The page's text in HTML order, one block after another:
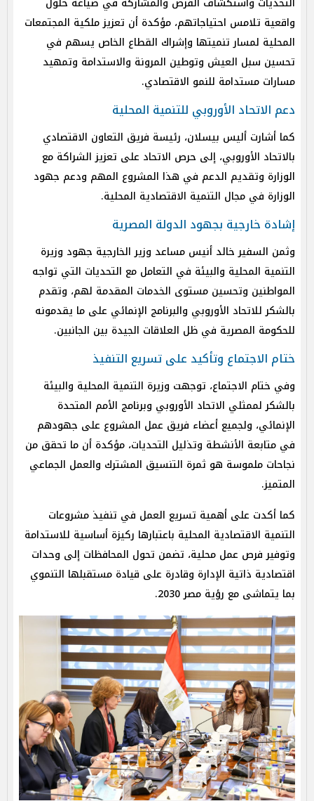
واقعية تلامس احتياجاتهم، مؤكدة أن تعزيز ملكية المجتمعات
المحلية لمسار تنميتها وإشراك القطاع الخاص يسهم في
تحسين سبل العيش وتوطين المرونة والاستدامة وتمهيد
مسارات مستدامة للنمو الاقتصادي.
دعم الاتحاد الأوروبي للتنمية المحلية
كما أشارت أليس بيسلان، رئيسة فريق التعاون الاقتصادي
بالاتحاد الأوروبي، إلى حرص الاتحاد على تعزيز الشراكة مع
الوزارة وتقديم الدعم في هذا المشروع المهم ودعم جهود
الوزارة في مجال التنمية الاقتصادية المحلية.
إشادة خارجية بجهود الدولة المصرية
وثمن السفير خالد أنيس مساعد وزير الخارجية جهود وزيرة
التنمية المحلية والبيئة في التعامل مع التحديات التي تواجه
المواطنين وتحسين مستوى الخدمات المقدمة لهم، وتقدم
بالشكر للاتحاد الأوروبي والبرنامج الإنمائي على ما يقدمونه
للحكومة المصرية في ظل العلاقات الجيدة بين الجانبين.
ختام الاجتماع وتأكيد على تسريع التنفيذ
وفي ختام الاجتماع، توجهت وزيرة التنمية المحلية والبيئة
بالشكر لممثلي الاتحاد الأوروبي وبرنامج الأمم المتحدة
الإنمائي، ولجميع أعضاء فريق عمل المشروع على جهودهم
في متابعة الأنشطة وتذليل التحديات، مؤكدة أن ما تحقق من
نجاحات ملموسة هو ثمرة التنسيق المشترك والعمل الجماعي
المتميز.
كما أكدت على أهمية تسريع العمل في تنفيذ مشروعات
التنمية الاقتصادية المحلية باعتبارها ركيزة أساسية للاستدامة
وتوفير فرص عمل محلية، تضمن تحول المحافظات إلى وحدات
اقتصادية ذاتية الإدارة وقادرة على قيادة مستقبلها التنموي
بما يتماشى مع رؤية مصر 2030.